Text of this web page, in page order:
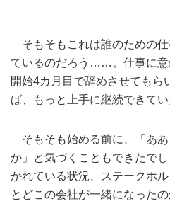
そもそもこれは誰のための
ているのだろう……。仕事に意
開始4カ月目で辞めさせてもら
ば、もっと上手に継続できてい
そもそも始める前に、「あ
か」と気づくこともできたで
かれている状況、ステークホ
とどこの会社が一緒になった